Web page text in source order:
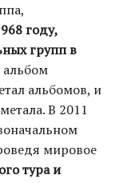
году,
групп в
альбомов, и
В 2011
мировое
тура и